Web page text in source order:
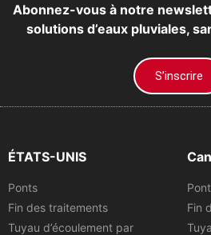
Abonnez-vous à notre
solutions d’eaux pluviales,
S’inscrire
ÉTATS-UNIS
Ponts
Fin des traitements
Tuyau d’écoulement par
Fin